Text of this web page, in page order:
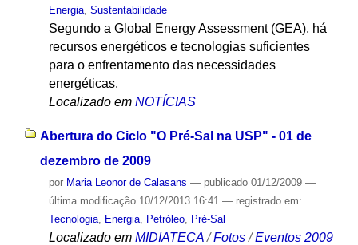
Energia, Sustentabilidade
Segundo a Global Energy Assessment (GEA), há
recursos energéticos e tecnologias suficientes
para o enfrentamento das necessidades
energéticas.
Localizado em NOTÍCIAS
Abertura do Ciclo "O Pré-Sal na USP" - 01 de
dezembro de 2009
por Maria Leonor de Calasans — publicado01/12/2009 —
última modificação10/12/2013 16:41 — registrado em:
Tecnologia, Energia, Petróleo, Pré-Sal
Localizado em MIDIATECA /Fotos /Eventos 2009